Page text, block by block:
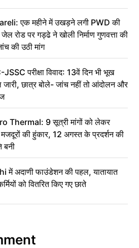
एक महीने में उखड़ने लगी PWD की
रोड पर गड्ढे ने खोली निर्माण गुणवत्ता की
की उठी मांग
परीक्षा विवाद: 13वें दिन भी भूख
जारी, छात्र बोले- जांच नहीं तो आंदोलन और
Thermal: 9 सूत्री मांगों को लेकर
मजदूरों की हुंकार, 12 अगस्त के प्रदर्शन की
बनी
में अदाणी फाउंडेशन की पहल, यातायात
को वितरित किए गए छाते